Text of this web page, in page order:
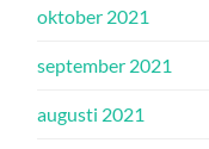
oktober 2021
september 2021
augusti 2021